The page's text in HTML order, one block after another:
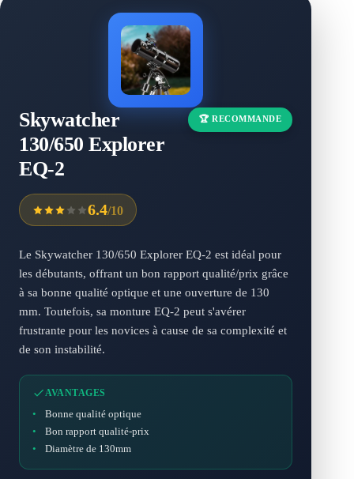
Skywatcher
130/650 Explorer
EQ-2
🏆 RECOMMANDE
6.4/10
Le Skywatcher 130/650 Explorer EQ-2 est idéal pour
les débutants, offrant un bon rapport qualité/prix grâce
à sa bonne qualité optique et une ouverture de 130
mm. Toutefois, sa monture EQ-2 peut s'avérer
frustrante pour les novices à cause de sa complexité et
de son instabilité.
AVANTAGES
•
Bonne qualité optique
•
Bon rapport qualité-prix
•
Diamètre de 130mm